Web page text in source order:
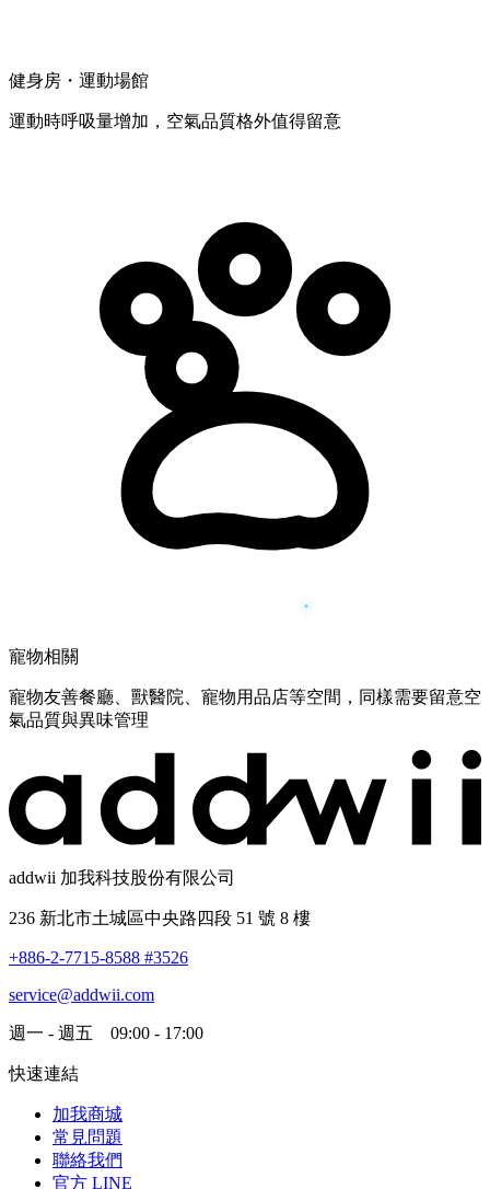
健身房・運動場館
運動時呼吸量增加，空氣品質格外值得留意
寵物相關
寵物友善餐廳、獸醫院、寵物用品店等空間，同樣需要留意空
氣品質與異味管理
addwii 加我科技股份有限公司
236 新北市土城區中央路四段 51 號 8 樓
+886-2-7715-8588 #3526
service@addwii.com
週一 - 週五 09:00 - 17:00
快速連結
加我商城
常見問題
聯絡我們
官方 LINE